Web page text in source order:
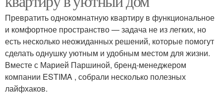
Превратить однокомнатную квартиру в функциональное
и комфортное пространство — задача не из легких, но
есть несколько неожиданных решений, которые помогут
сделать однушку уютным и удобным местом для жизни.
Вместе с Марией Паршиной, бренд-менеджером
компании ESTIMA , собрали несколько полезных
лайфхаков.